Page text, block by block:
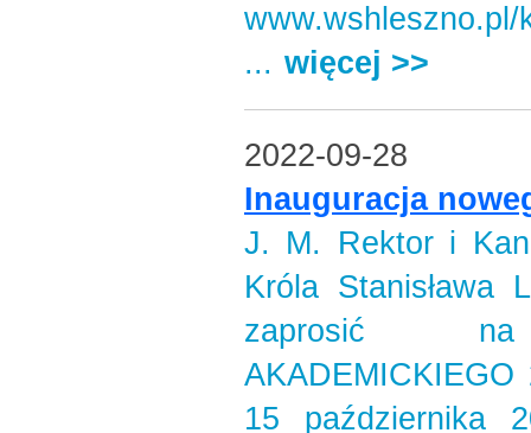
... więcej >>
2022-09-28
Inauguracja
J. M. Rektor i
Króla Stanisława
zaprosić na
15 października